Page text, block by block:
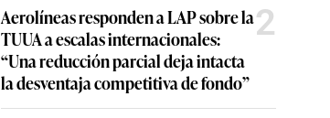
Aerolíneas responden a LAP sobre la
TUUA a escalas internacionales:
“Una reducción parcial deja intacta
la desventaja competitiva de fondo”
2